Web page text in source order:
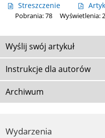
Streszczenie
Pobrania: 78
Wyświetlenia:
Wyślij swój artykuł
Instrukcje dla autorów
Archiwum
Wydarzenia